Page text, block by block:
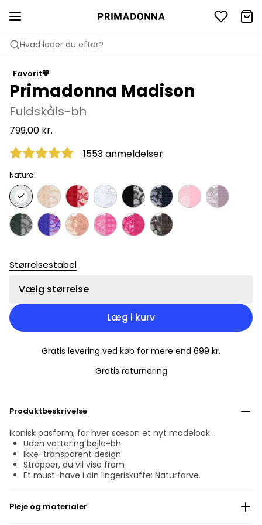
Hvad leder du efter?
Favorit💙
Primadonna Madison
Fuldskåls-bh
799,00 kr.
1553 anmeldelser
Natural
Størrelsestabel
Vælg størrelse
Læg i kurv
Gratis levering ved køb for mere end 699 kr.
Gratis returnering
Produktbeskrivelse
Ikonisk pasform, for hver sæson et nyt modelook.
Uden vattering bøjle-bh
Ikke-transparent design
Stropper, du vil vise frem
Et must-have i din lingeriskuffe: Naturfarve.
Pleje og materialer